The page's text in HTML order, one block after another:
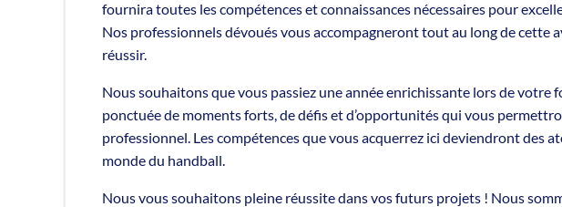
fournira toutes les compétences et connaissances nécessaires pour
Nos professionnels dévoués vous accompagneront tout au long de cette
réussir.
Nous souhaitons que vous passiez une année enrichissante lors de votre
ponctuée de moments forts, de défis et d’opportunités qui vous
professionnel. Les compétences que vous acquerrez ici deviendront des
monde du handball.
Nous vous souhaitons pleine réussite dans vos futurs projets ! Nous